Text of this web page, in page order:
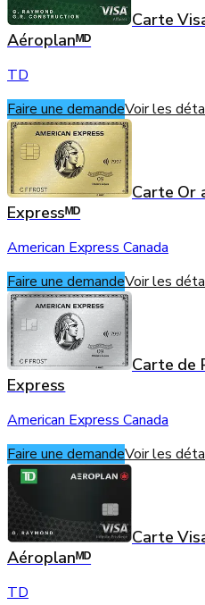
Carte
Aéroplanᴹᴰ
TD
Faire une demandeVoir les
Carte Or
Expressᴹᴰ
American Express Canada
Faire une demandeVoir les
Carte de
Express
American Express Canada
Faire une demandeVoir les
Carte
Aéroplanᴹᴰ
TD